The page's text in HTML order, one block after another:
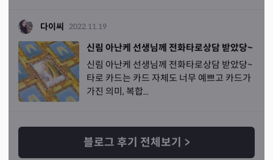
어줄것같은 느낌 제가 바라본 입장과 또 객관적인 입장이
다르니 현명한 조언을 해주어 그친구가 돌아올수 있도록 길
을 열어줄거같다 라는 요상한 기운을 확 느꼈습니다. 그 어
떤 화력이 달랏어요 그냥 친절과 섬세함이 가득한 이게 아
닌 몬가의 신뢰와 새로운 전환점 같은 기운요! 오늘은 1차
후기니까 여기까지 쓰고 결론은 !!정확한 기한은 이커플은
결국 재회되고! 7월이 젤 확실하지만 (6월 2~3째주 여러샘
께 공수받고 특히 ㄱㅅㄹ샘이 3째주 얘기가 신뢰갔었으나,
더운 여름전에 들어온다 했음) 6월드 가능성도 있다 해주셔
다이씨 2022.11.19
신림 아난케 선생님께 전화타로상담 받았당~
신림 아난케 선생님께 전화타로상담 받았당~
타로 카드는 카드 자체도 너무 예쁘고 카드가
가진 의미, 복합...
블로그 후기 전체보기 >